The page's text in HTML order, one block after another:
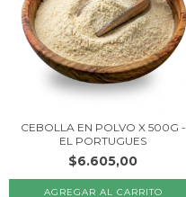
CEBOLLA EN POLVO X 500G -
EL PORTUGUES
$6.605,00